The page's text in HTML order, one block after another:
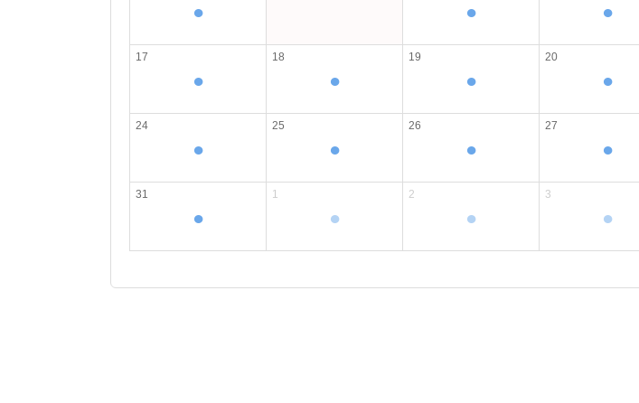
● ● ●
17
●
18
●
19
●
20
●
24
●
25
●
26
●
27
●
31
●
1
●
2
●
3
●